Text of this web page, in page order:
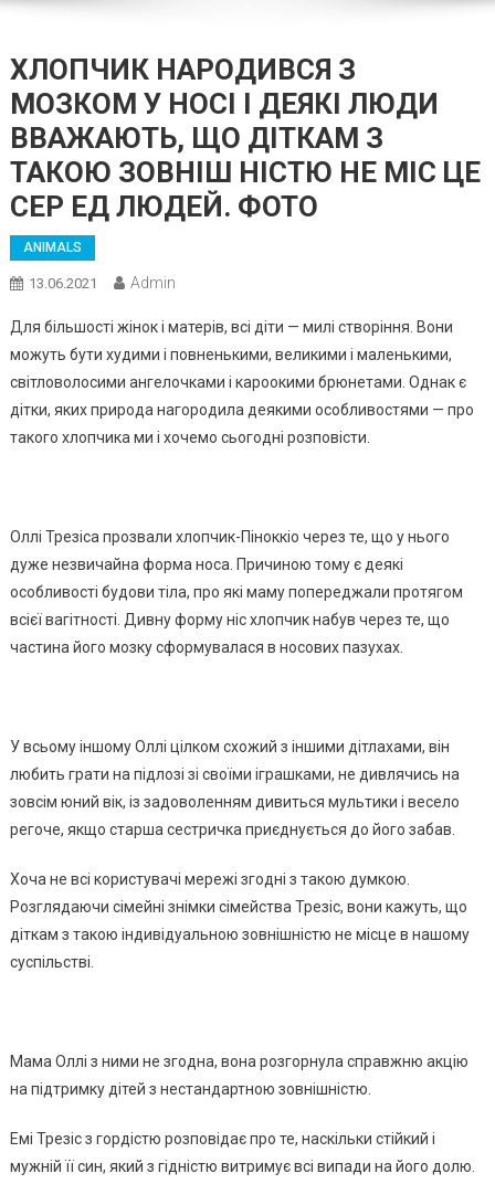
ХЛОПЧИК НАРОДИВСЯ З
МОЗКОМ У НОСІ І ДЕЯКІ ЛЮДИ
ВВАЖАЮТЬ, ЩО ДІТКАМ З
ТАКОЮ ЗОВНІШ НІСТЮ НЕ МІС ЦЕ
СЕР ЕД ЛЮДЕЙ. ФОТО
ANIMALS
13.06.2021 Admin
Для більшості жінок і матерів, всі діти — милі створіння. Вони
можуть бути худими і повненькими, великими і маленькими,
світловолосими ангелочками і кароокими брюнетами. Однак є
дітки, яких природа нагородила деякими особливостями — про
такого хлопчика ми і хочемо сьогодні розповісти.
Оллі Трезіса прозвали хлопчик-Піноккіо через те, що у нього
дуже незвичайна форма носа. Причиною тому є деякі
особливості будови тіла, про які маму попереджали протягом
всієї вагітності. Дивну форму ніс хлопчик набув через те, що
частина його мозку сформувалася в носових пазухах.
У всьому іншому Оллі цілком схожий з іншими дітлахами, він
любить грати на підлозі зі своїми іграшками, не дивлячись на
зовсім юний вік, із задоволенням дивиться мультики і весело
регоче, якщо старша сестричка приєднується до його забав.
Хоча не всі користувачі мережі згодні з такою думкою.
Розглядаючи сімейні знімки сімейства Трезіс, вони кажуть, що
діткам з такою індивідуальною зовнішністю не місце в нашому
суспільстві.
Мама Оллі з ними не згодна, вона розгорнула справжню акцію
на підтримку дітей з нестандартною зовнішністю.
Емі Трезіс з гордістю розповідає про те, наскільки стійкий і
мужній її син, який з гідністю витримує всі випади на його долю.